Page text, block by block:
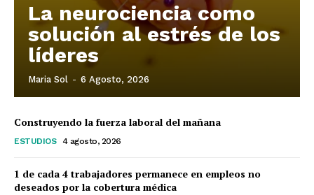
La neurociencia como
solución al estrés de los
líderes
Maria Sol - 6 Agosto, 2026
Construyendo la fuerza laboral del mañana
ESTUDIOS 4 agosto, 2026
1 de cada 4 trabajadores permanece en empleos no
deseados por la cobertura médica